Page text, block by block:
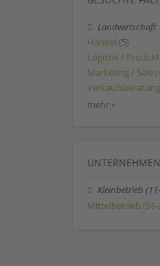
Landwirtschaft
Handel (5)
Logistik /
Marketing / Sales
Verkaufsberatung
mehr »
Kleinbetrieb
Mittelbetrieb (51-